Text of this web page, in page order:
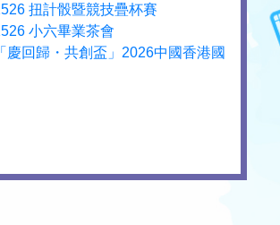
扭計骰暨競技疊杯賽
小六畢業茶會
慶回歸・共創盃」2026中國香港國